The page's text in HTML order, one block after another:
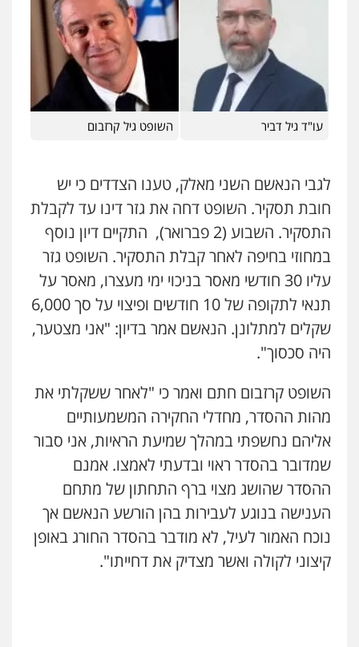
עו"ד גיל דביר השופט גיל קרזבום
לגבי הנאשם השני מאלק, טענו הצדדים כי יש
חובת תסקיר. השופט דחה את גזר דינו עד לקבלת
התסקיר. השבוע (2 פברואר), התקיים דיון נוסף
במחוזי בחיפה לאחר קבלת התסקיר. השופט גזר
עליו 30 חודשי מאסר בניכוי ימי מעצרו, מאסר על
תנאי לתקופה של 10 חודשים ופיצוי על סך 6,000
שקלים למתלונן. הנאשם אמר בדיון: "אני מצטער,
היה סכסוך".
השופט קרזבום חתם ואמר כי "לאחר ששקלתי את
מהות ההסדר, מחדלי החקירה המשמעותיים
אליהם נחשפתי במהלך שמיעת הראיות, אני סבור
שמדובר בהסדר ראוי ובדעתי לאמצו. אמנם
ההסדר שהושג מצוי ברף התחתון של מתחם
הענישה בנוגע לעבירות בהן הורשע הנאשם אך
נוכח האמור לעיל, לא מודבר בהסדר החורג באופן
קיצוני לקולה ואשר מצדיק את דחייתו".
ניר קידר – צלם
צילום עורכי דין שירותים מקצועיים לעורכי
דין
0504578527
רונן הלל – מוניטין
0522508109
אחסון אתרים
מהירות הגנה גיבוי תמיכה שירותים
מקצועיים לעורכי דין
מרכז התחלה חדשה
אסירים עבירות מין שירותים מקצועיים
לעורכי דין
מאיה בלום, עו"ס, טיפול ושיקום
טיפול בהתמכרויות שירותים מקצועיים
0504062539
עו"ד ד"ר אבי שקד
עבירות כלכליות הלבנת הון חילוטים
עבירות פליליות
0544385337